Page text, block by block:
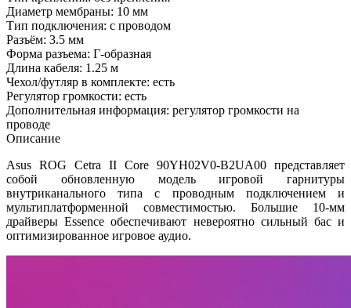
Диаметр мембраны: 10 мм
Тип подключения: с проводом
Разъём: 3.5 мм
Форма разъема: Г-образная
Длина кабеля: 1.25 м
Чехол/футляр в комплекте: есть
Регулятор громкости: есть
Дополнительная информация: регулятор громкости на
проводе
Описание
Asus ROG Cetra II Core 90YH02V0-B2UA00 представляет
собой обновленную модель игровой гарнитуры
внутриканального типа с проводным подключением и
мультиплатформенной совместимостью. Большие 10-мм
драйверы Essence обеспечивают невероятно сильный бас и
оптимизированное игровое аудио.